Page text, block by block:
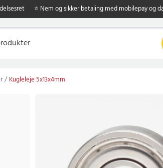
⭐ Nem og sikker betaling med mobilepay og
Kugleleje 5x13x4mm